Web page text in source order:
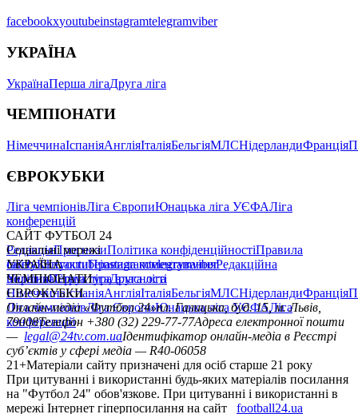
facebookxyoutubeinstagramtelegramviber
УКРАЇНА
УкраїнаПерша лігаДруга ліга
ЧЕМПІОНАТИ
НімеччинаІспаніяАнгліяІталіяБельгіяМЛСНідерландиФранція
ЄВРОКУБКИ
Ліга чемпіонівЛіга ЄвропиЮнацька ліга УЄФАЛіга
конференцій
САЙТ ФУТБОЛ 24
РедакціяПрогнозиПолітика конфіденційностіПравила
сайтуКонтактиПравила коментуванняРедакційна
політикаСтруктура власності
Соціальні мережі
facebookxyoutubeinstagramtelegramviber
УКРАЇНА
УкраїнаПерша лігаДруга ліга
ЧЕМПІОНАТИ
НімеччинаІспаніяАнгліяІталіяБельгіяМЛСНідерландиФранція
ЄВРОКУБКИ
Ліга чемпіонівЛіга ЄвропиЮнацька ліга УЄФАЛіга
конференцій
Онлайн-медіа «Футбол 24»пл. Галицька, буд. 15, м. Львів,
79008Телефон +380 (32) 229-77-77Адреса електронної пошти
— legal@24tv.com.uaІдентифікатор онлайн-медіа в Реєстрі
суб’єктів у сфері медіа — R40-06058
21+Матеріали сайту призначені для осіб старше 21 року
При цитуванні і використанні будь-яких матеріалів посилання
на "Футбол 24" обов'язкове. При цитуванні і використанні в
мережі Інтернет гіперпосилання на сайт
football24.ua